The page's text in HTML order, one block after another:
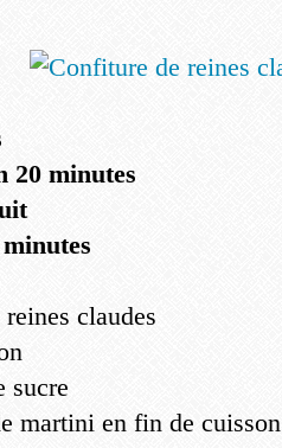
20 minutes
claudes
sucre
martini en fin de cuisson